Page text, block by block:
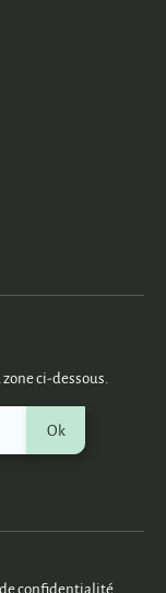
ci-dessous.
Ok
confidentialité